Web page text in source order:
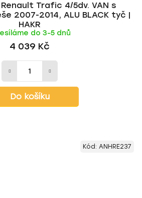
Trafic 4/5dv. VAN s
2007-2014, ALU BLACK tyč |
HAKR
do 3-5 dnů
4 039 Kč
Do košíku
Kód: ANHRE237